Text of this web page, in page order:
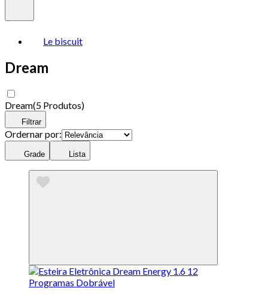
Le biscuit
Dream
Dream(5 Produtos)
Filtrar
Ordernar por:
Grade Lista